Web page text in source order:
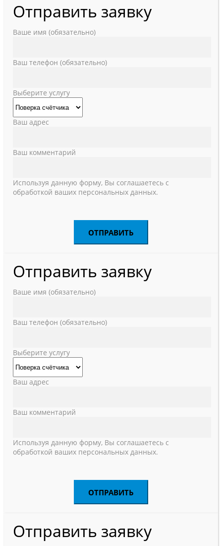
Отправить заявку
Ваше имя (обязательно)
Ваш телефон (обязательно)
Выберите услугу
Ваш адрес
Ваш комментарий
Используя данную форму, Вы соглашаетесь с
обработкой ваших персональных данных.
Отправить заявку
Ваше имя (обязательно)
Ваш телефон (обязательно)
Выберите услугу
Ваш адрес
Ваш комментарий
Используя данную форму, Вы соглашаетесь с
обработкой ваших персональных данных.
Отправить заявку